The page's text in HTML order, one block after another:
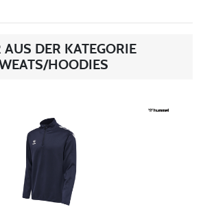
AUS DER KATEGORIE
HOODIES